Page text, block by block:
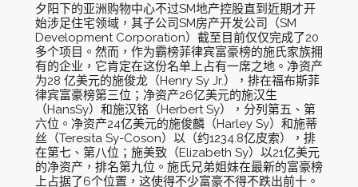
夕阳下的亚洲购物中心不过SM地产控股直到近期才开
始涉足住宅领域，其子公司SM房产开发公司（SM
Development Corporation）截至目前仅仅完成了20
多个项目。然而，作为霸榜菲律宾富豪榜的施氏家族拥
有的企业，它肯定在这份名单上占有一席之地。净资产
为28 亿美元的施俊龙（Henry Sy Jr.），排在福布斯菲
律宾富豪榜第三位；净资产26亿美元的施汉生
（HansSy）和施汉铭（Herbert Sy），分列第五、第
六位。净资产24亿美元的施俊麟（Harley Sy）和施蒂
丝（Teresita Sy-Coson）以（约1234.8亿皮索），排
在第七、第八位；施美致（Elizabeth Sy）以21亿美元
的净资产，排名第九位。施氏兄弟姐妹在最新的富豪榜
上占据了6个位置，这使得不少富豪不得不跌出前十。